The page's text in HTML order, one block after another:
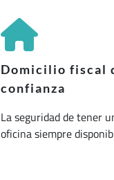
Domicilio fiscal
confianza
La seguridad de tener
oficina siempre